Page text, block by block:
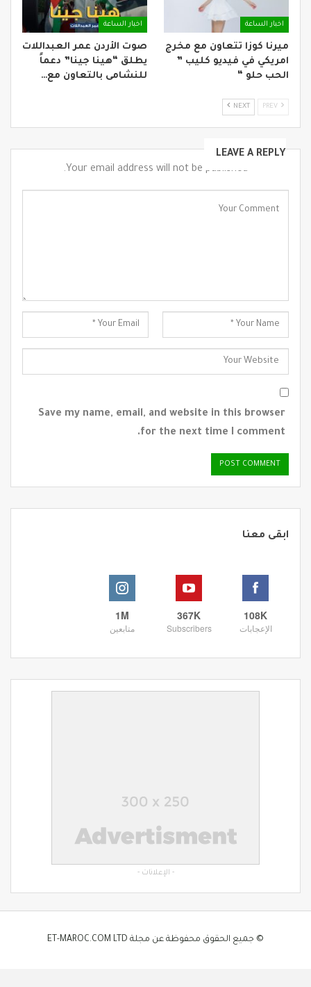
اخبار الساعة
ميرنا كوزا تتعاون مع مخرج
امريكي في فيديو كليب ”
الحب حلو “
اخبار الساعة
صوت الأردن عمر العبداللات
يطلق “هينا جينا” دعماً
للنشامى بالتعاون مع…
NEXT
LEAVE A REPLY
Your email address will not be published.
Save my name, email, and website in this browser
for the next time I comment.
ابقى معنا
108K
الإعجابات
367K
Subscribers
1M
متابعين
- الإعلانات -
© جميع الحقوق محفوظة عن مجلة ET-MAROC.COM LTD